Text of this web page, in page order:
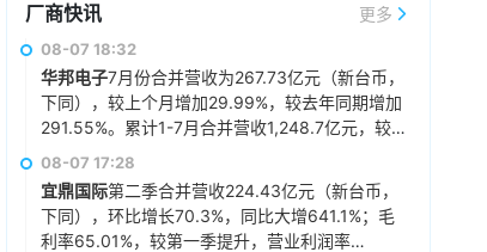
厂商快讯 更多
08-07 18:32
华邦电子7月份合并营收为267.73亿元（新台币，
下同），较上个月增加29.99%，较去年同期增加
291.55%。累计1-7月合并营收1,248.7亿元，较
去年同期增加160.97%。
08-07 17:28
宜鼎国际第二季合并营收224.43亿元（新台币，
下同），环比增长70.3%，同比大增641.1%；毛
利率65.01%，较第一季提升，营业利润率